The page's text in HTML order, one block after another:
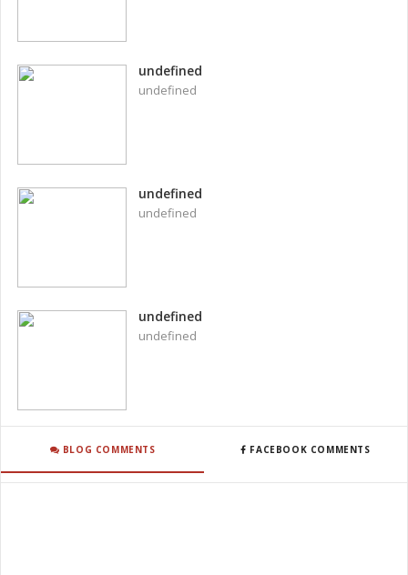
undefined
undefined
undefined
undefined
undefined
undefined
BLOG COMMENTS FACEBOOK COMMENTS